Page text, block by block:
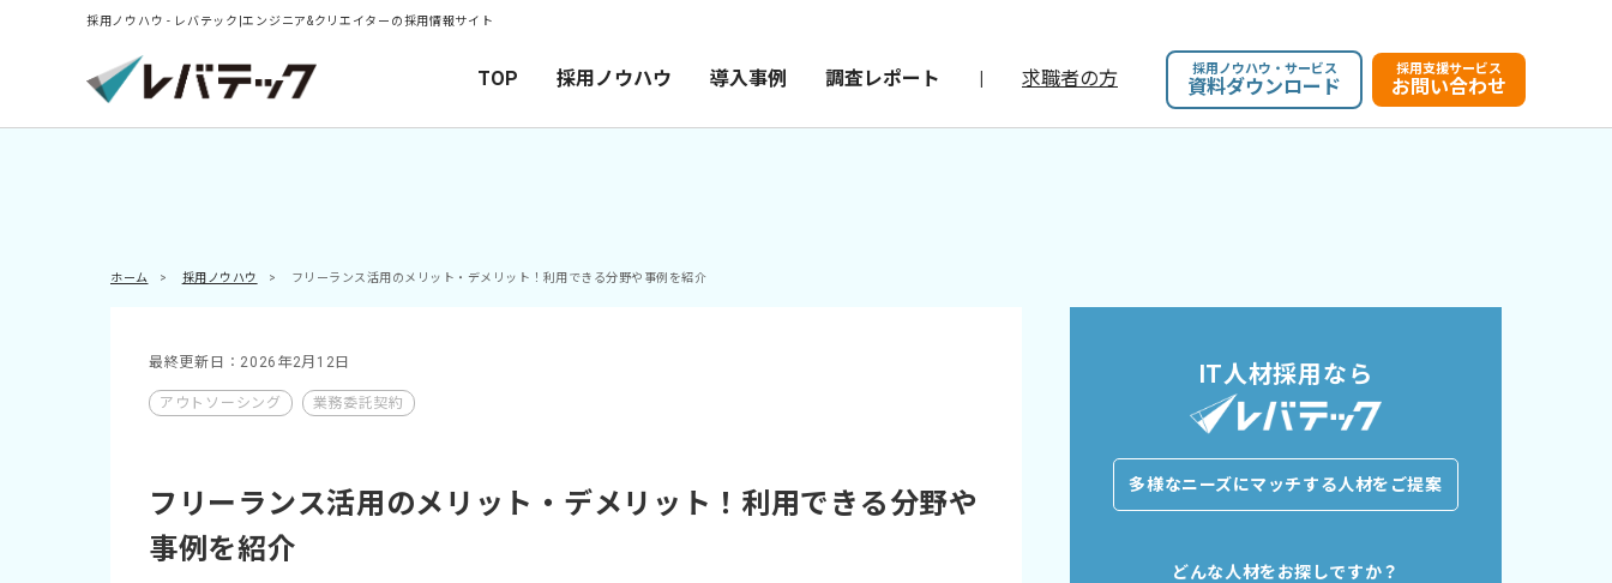
採用ノウハウ - レバテック|エンジニア&クリエイターの採用情報サイト
TOP 採用ノウハウ 導入事例 調査レポート | 求職者の方 採用ノウハウ・サービス
資料ダウンロード
採用支援サービス
お問い合わせ
ホーム > 採用ノウハウ > フリーランス活用のメリット・デメリット！利用できる分野や事例を紹介
最終更新日：2026年2月12日
アウトソーシング 業務委託契約
フリーランス活用のメリット・デメリット！利用できる分野や
事例を紹介
IT人材採用なら
多様なニーズにマッチする人材をご提案
どんな人材をお探しですか？